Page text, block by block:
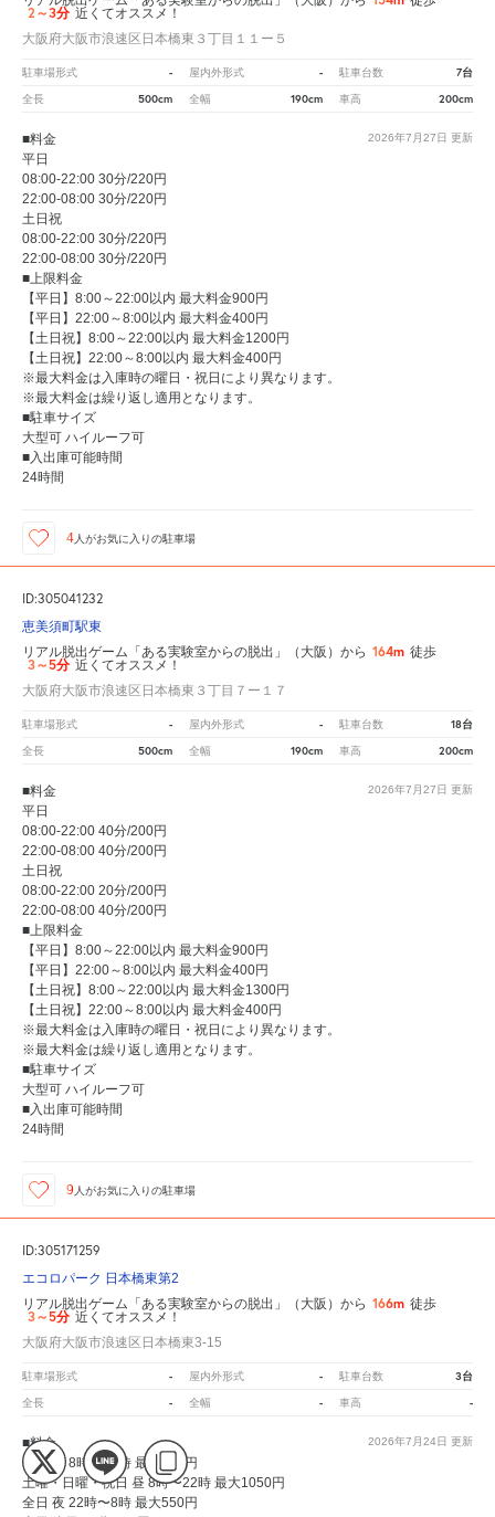
2～3分 近くてオススメ！
大阪府大阪市浪速区日本橋東３丁目１１ー５
駐車場形式 - 屋内外形式 - 駐車台数 7台
全長 500cm 全幅 190cm 車高 200cm
2026年7月27日 更新
■料金
平日
08:00-22:00 30分/220円
22:00-08:00 30分/220円
土日祝
08:00-22:00 30分/220円
22:00-08:00 30分/220円
■上限料金
【平日】8:00～22:00以内 最大料金900円
【平日】22:00～8:00以内 最大料金400円
【土日祝】8:00～22:00以内 最大料金1200円
【土日祝】22:00～8:00以内 最大料金400円
※最大料金は入庫時の曜日・祝日により異なります。
※最大料金は繰り返し適用となります。
■駐車サイズ
大型可 ハイルーフ可
■入出庫可能時間
24時間
4 人がお気に入りの駐車場
ID:305041232
恵美須町駅東
リアル脱出ゲーム「ある実験室からの脱出」（大阪）から 164m 徒歩
3～5分 近くてオススメ！
大阪府大阪市浪速区日本橋東３丁目７ー１７
駐車場形式 - 屋内外形式 - 駐車台数 18台
全長 500cm 全幅 190cm 車高 200cm
2026年7月27日 更新
■料金
平日
08:00-22:00 40分/200円
22:00-08:00 40分/200円
土日祝
08:00-22:00 20分/200円
22:00-08:00 40分/200円
■上限料金
【平日】8:00～22:00以内 最大料金900円
【平日】22:00～8:00以内 最大料金400円
【土日祝】8:00～22:00以内 最大料金1300円
【土日祝】22:00～8:00以内 最大料金400円
※最大料金は入庫時の曜日・祝日により異なります。
※最大料金は繰り返し適用となります。
■駐車サイズ
大型可 ハイルーフ可
■入出庫可能時間
24時間
9 人がお気に入りの駐車場
ID:305171259
エコロパーク 日本橋東第2
リアル脱出ゲーム「ある実験室からの脱出」（大阪）から 166m 徒歩
3～5分 近くてオススメ！
大阪府大阪市浪速区日本橋東3-15
駐車場形式 - 屋内外形式 - 駐車台数 3台
全長 - 全幅 - 車高 -
2026年7月24日 更新
■料金
平日 昼 8時〜22時 最大950円
土曜・日曜・祝日 昼 8時〜22時 最大1050円
全日 夜 22時〜8時 最大550円